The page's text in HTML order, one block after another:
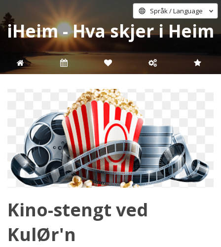
Språk / Language
iHeim - Hva skjer i Heim
Kino-stengt ved
KulØr'n